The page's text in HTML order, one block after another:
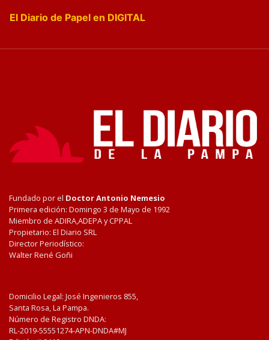
El Diario de Papel en DIGITAL
Fundado por el Doctor Antonio Nemesio
Primera edición: Domingo 3 de Mayo de 1992
Miembro de ADIRA,ADEPA y CPPAL
Propietario: El Diario SRL
Director Periodístico:
Walter René Goñi
Domicilio Legal: José Ingenieros 855,
Santa Rosa, La Pampa.
Número de Registro DNDA:
RL-2019-55551274-APN-DNDA#MJ